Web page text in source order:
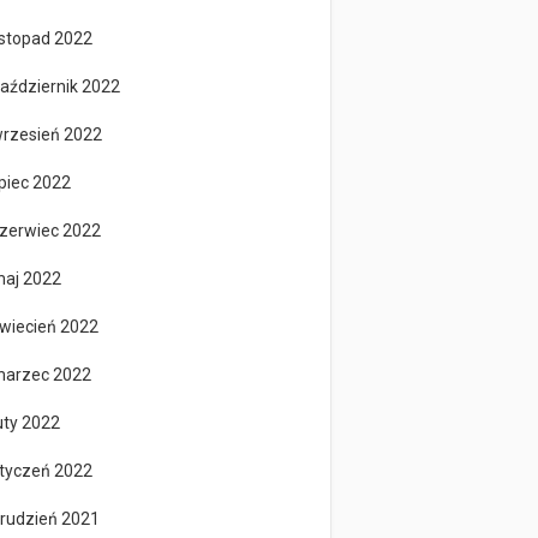
2022
2022
2022
2022
2022
2022
2022
2022
2022
2022
2021